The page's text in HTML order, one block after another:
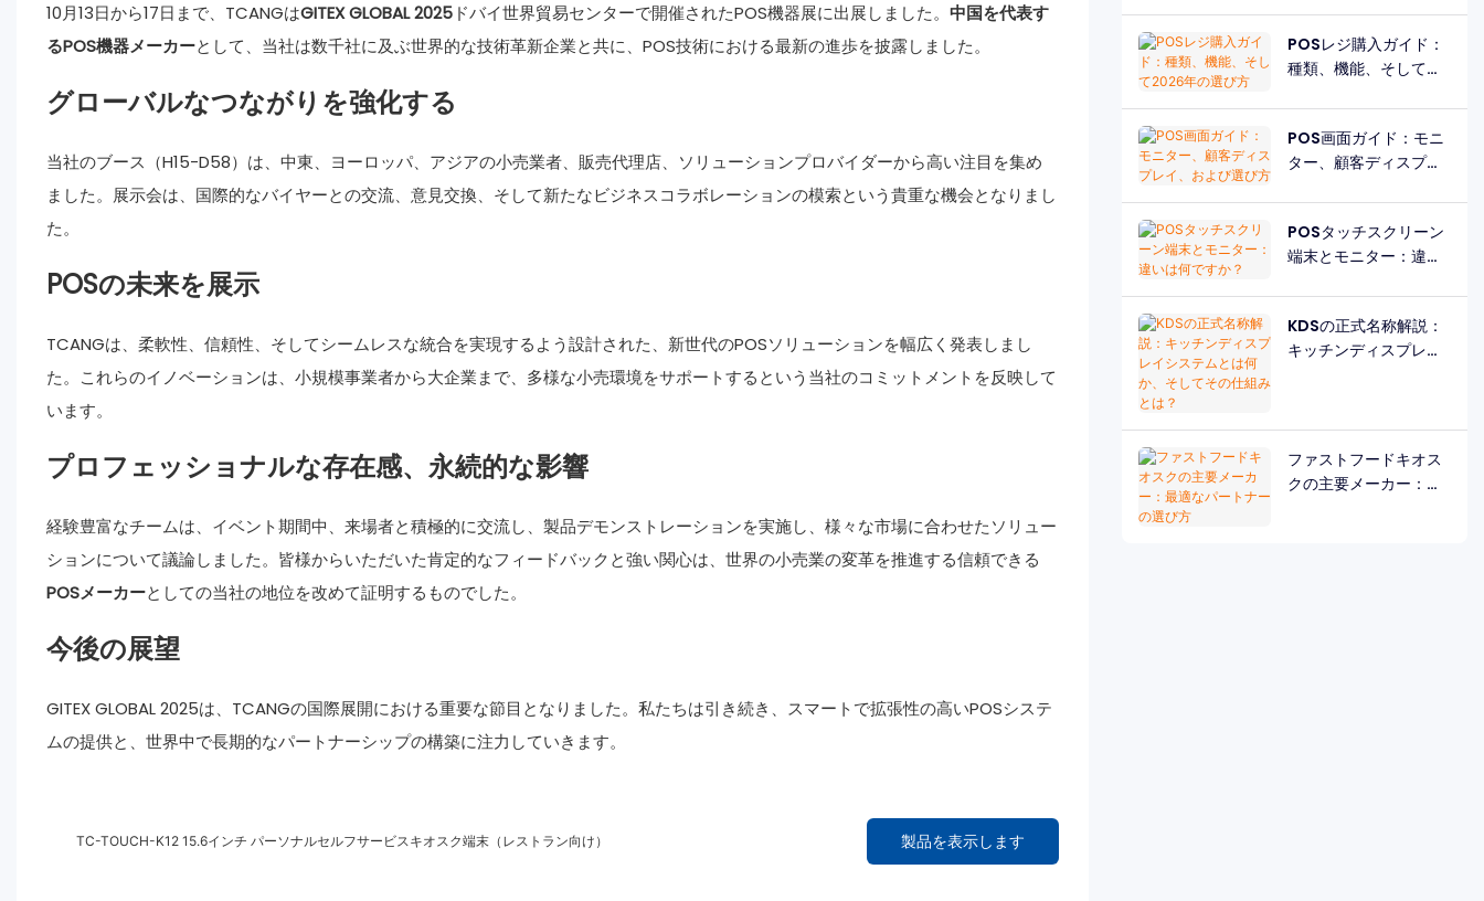
10月13日から17日まで、TCANGはGITEX GLOBAL 2025ドバイ世界貿易センターで開催されたPOS機器展に出展しました。 中国を代表す
るPOS機器メーカーとして、当社は数千社に及ぶ世界的な技術革新企業と共に、POS技術における最新の進歩を披露しました。
グローバルなつながりを強化する
当社のブース（H15-D58）は、中東、ヨーロッパ、アジアの小売業者、販売代理店、ソリューションプロバイダーから高い注目を集め
ました。展示会は、国際的なバイヤーとの交流、意見交換、そして新たなビジネスコラボレーションの模索という貴重な機会となりまし
た。
POSの未来を展示
TCANGは、柔軟性、信頼性、そしてシームレスな統合を実現するよう設計された、新世代のPOSソリューションを幅広く発表しまし
た。これらのイノベーションは、小規模事業者から大企業まで、多様な小売環境をサポートするという当社のコミットメントを反映して
います。
プロフェッショナルな存在感、永続的な影響
経験豊富なチームは、イベント期間中、来場者と積極的に交流し、製品デモンストレーションを実施し、様々な市場に合わせたソリュー
ションについて議論しました。皆様からいただいた肯定的なフィードバックと強い関心は、世界の小売業の変革を推進する信頼できる
POSメーカーとしての当社の地位を改めて証明するものでした。
今後の展望
GITEX GLOBAL 2025は、TCANGの国際展開における重要な節目となりました。私たちは引き続き、スマートで拡張性の高いPOSシステ
ムの提供と、世界中で長期的なパートナーシップの構築に注力していきます。
TC-TOUCH-K12 15.6インチ パーソナルセルフサービスキオスク端末（レストラン向け） 製品を表示します
POSレジ購入ガイド：
種類、機能、そして
POS画面ガイド：モニ
ター、顧客ディスプレ
POSタッチスクリーン
端末とモニター：違い
KDSの正式名称解説：
キッチンディスプレイ
ファストフードキオス
クの主要メーカー：最